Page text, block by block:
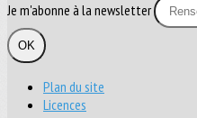
Je m'abonne à la newsletter
OK
Plan du site
Licences